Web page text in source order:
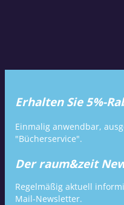
Erhalten Sie 5%-
Einmalig anwendbar,
"Bücherservice".
Der raum&zeit
Regelmäßig aktuell
Mail-Newsletter.